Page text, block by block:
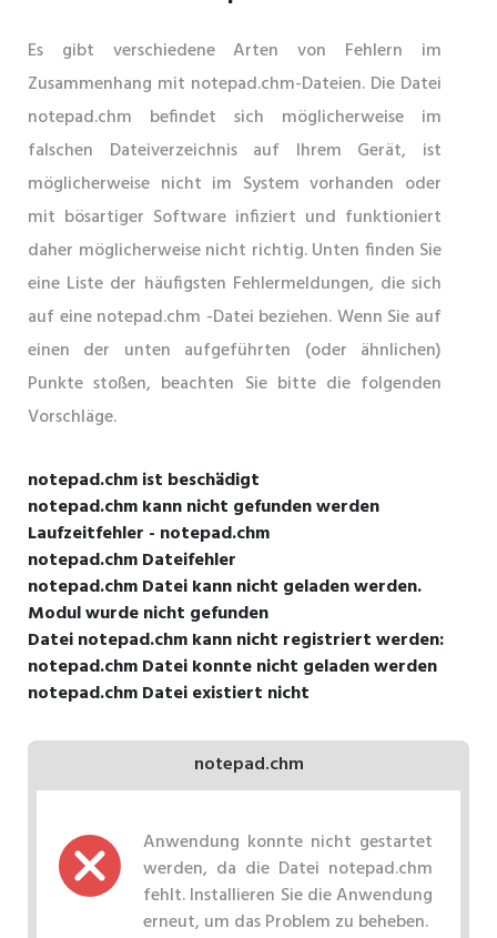
Es gibt verschiedene Arten von Fehlern im
Zusammenhang mit notepad.chm-Dateien. Die Datei
notepad.chm befindet sich möglicherweise im
falschen Dateiverzeichnis auf Ihrem Gerät, ist
möglicherweise nicht im System vorhanden oder
mit bösartiger Software infiziert und funktioniert
daher möglicherweise nicht richtig. Unten finden Sie
eine Liste der häufigsten Fehlermeldungen, die sich
auf eine notepad.chm -Datei beziehen. Wenn Sie auf
einen der unten aufgeführten (oder ähnlichen)
Punkte stoßen, beachten Sie bitte die folgenden
Vorschläge.
notepad.chm ist beschädigt
notepad.chm kann nicht gefunden werden
Laufzeitfehler - notepad.chm
notepad.chm Dateifehler
notepad.chm Datei kann nicht geladen werden.
Modul wurde nicht gefunden
Datei notepad.chm kann nicht registriert werden:
notepad.chm Datei konnte nicht geladen werden
notepad.chm Datei existiert nicht
notepad.chm
Anwendung konnte nicht gestartet
werden, da die Datei notepad.chm
fehlt. Installieren Sie die Anwendung
erneut, um das Problem zu beheben.